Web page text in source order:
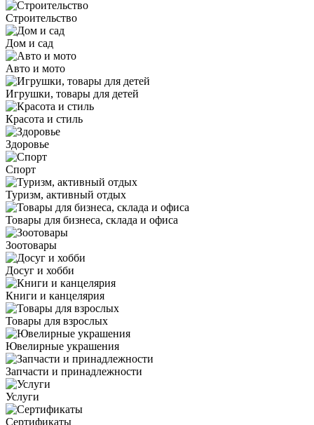
Строительство
Дом и сад
Авто и мото
Игрушки, товары для детей
Красота и стиль
Здоровье
Спорт
Туризм, активный отдых
Товары для бизнеса, склада и офиса
Зоотовары
Досуг и хобби
Книги и канцелярия
Товары для взрослых
Ювелирные украшения
Запчасти и принадлежности
Услуги
Сертификаты